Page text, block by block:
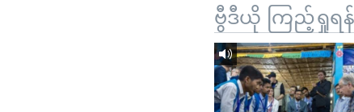
ဗွီဒီယို ကြည့်ရှုရန်